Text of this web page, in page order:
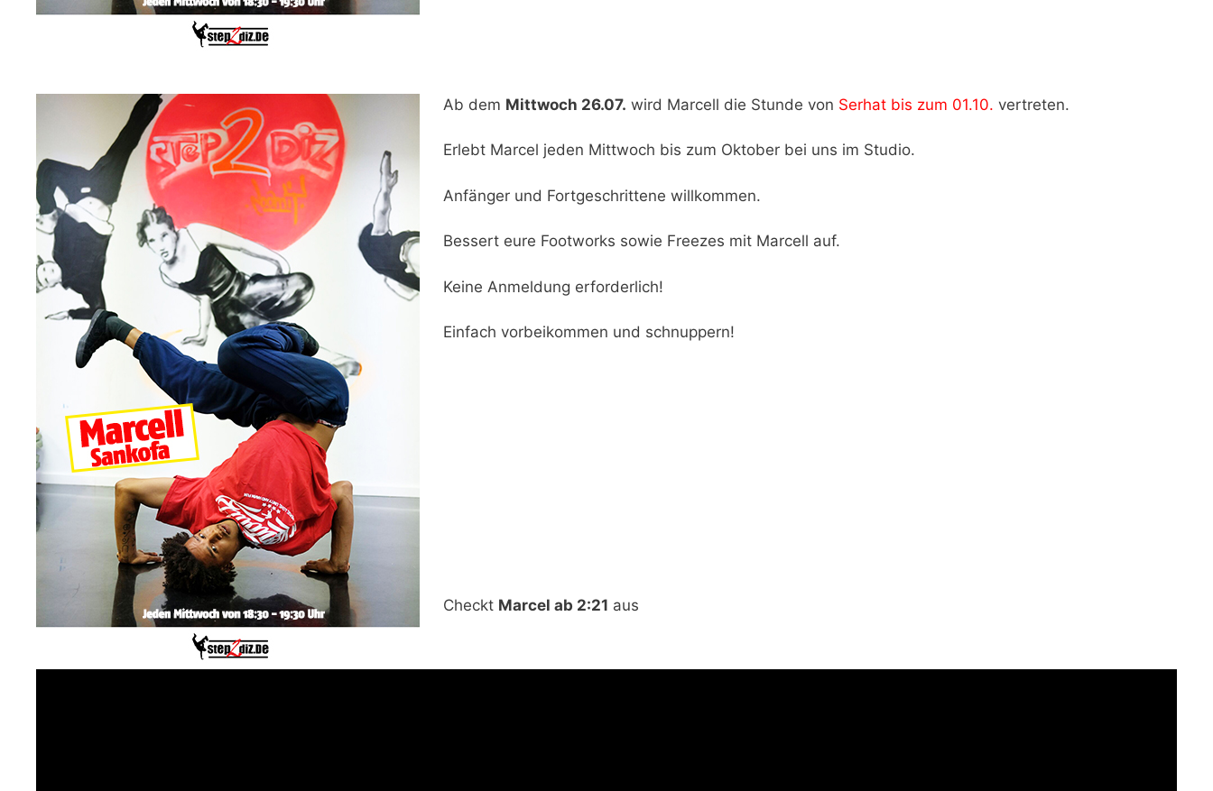
Ab dem Mittwoch 26.07. wird Marcell die Stunde von Serhat bis zum 01.10. vertreten.
Erlebt Marcel jeden Mittwoch bis zum Oktober bei uns im Studio.
Anfänger und Fortgeschrittene willkommen.
Bessert eure Footworks sowie Freezes mit Marcell auf.
Keine Anmeldung erforderlich!
Einfach vorbeikommen und schnuppern!
Checkt Marcel ab 2:21 aus